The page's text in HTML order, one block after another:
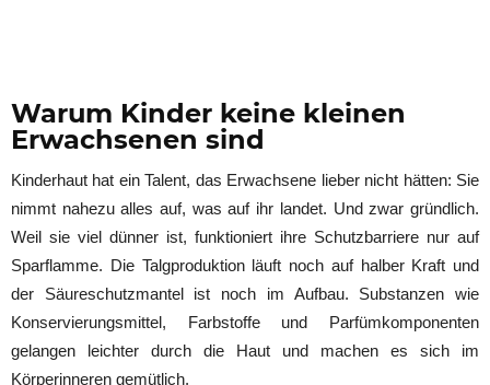
Warum Kinder keine kleinen
Erwachsenen sind
Kinderhaut hat ein Talent, das Erwachsene lieber nicht hätten: Sie
nimmt nahezu alles auf, was auf ihr landet. Und zwar gründlich.
Weil sie viel dünner ist, funktioniert ihre Schutzbarriere nur auf
Sparflamme. Die Talgproduktion läuft noch auf halber Kraft und
der Säureschutzmantel ist noch im Aufbau. Substanzen wie
Konservierungsmittel, Farbstoffe und Parfümkomponenten
gelangen leichter durch die Haut und machen es sich im
Körperinneren gemütlich.